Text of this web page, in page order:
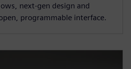
next‑gen design and
programmable interface.